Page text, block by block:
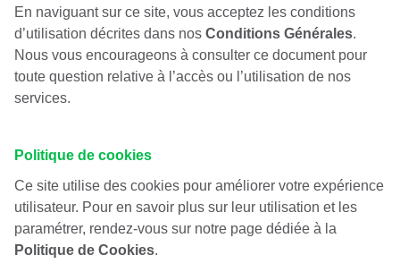
En naviguant sur ce site, vous acceptez les conditions
d’utilisation décrites dans nosConditions Générales.
Nous vous encourageons à consulter ce document pour
toute question relative à l’accès ou l’utilisation de nos
services.
Politique de cookies
Ce site utilise des cookies pour améliorer votre expérience
utilisateur. Pour en savoir plus sur leur utilisation et les
paramétrer, rendez-vous sur notre page dédiée à la
Politique de Cookies.